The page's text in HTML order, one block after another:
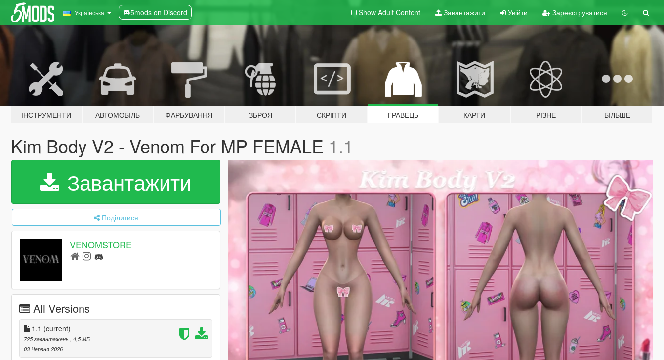
Українська 5mods on Discord Show Adult Content Завантажити Увійти Зареєструватися
ІНСТРУМЕНТИ АВТОМОБІЛЬ ФАРБУВАННЯ ЗБРОЯ СКРІПТИ ГРАВЕЦЬ КАРТИ РІЗНЕ БІЛЬШЕ
Kim Body V2 - Venom For MP FEMALE 1.1
Завантажити
Поділитися
VENOMSTORE
All Versions
1.1 (current)
725 завантажень
, 4,5 МБ
03 Червня 2026